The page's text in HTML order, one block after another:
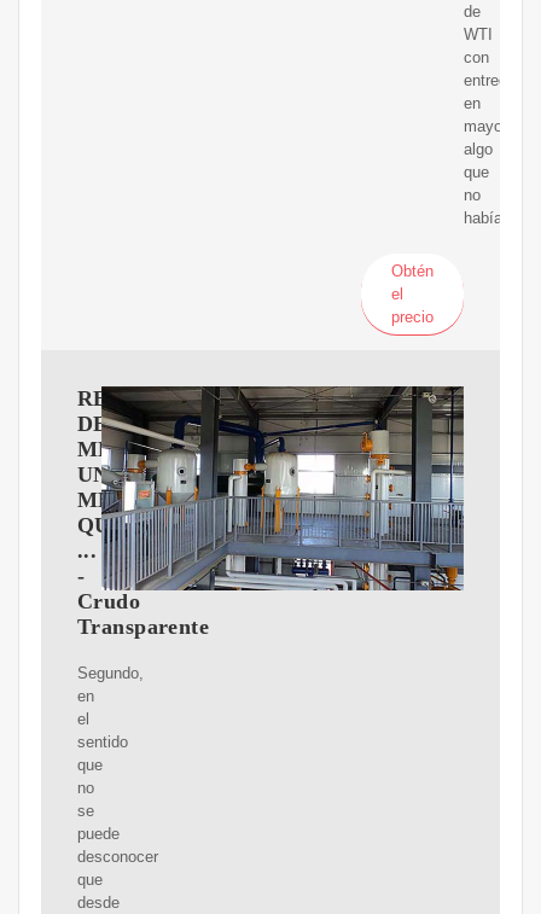
de
WTI
con
entrega
en
mayo),
algo
que
no
había
Obtén
el
precio
REFINERíA
DEL
META,
UN
MEGAPROYECTO
QUE
...
-
Crudo
Transparente
Segundo,
en
el
sentido
que
no
se
puede
desconocer
que
desde